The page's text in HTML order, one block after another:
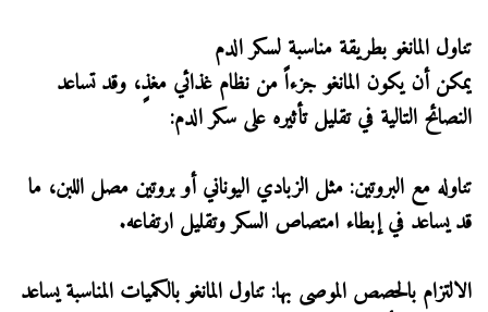
تناول المانغو بطريقة مناسبة لسكر الدم
يمكن أن يكون المانغو جزءاً من نظام غذائي مغذٍ، وقد تساعد
النصائح التالية في تقليل تأثيره على سكر الدم:
تناوله مع البروتين: مثل الزبادي اليوناني أو بروتين مصل اللبن، ما
قد يساعد في إبطاء امتصاص السكر وتقليل ارتفاعه.
الالتزام بالحصص الموصى بها: تناول المانغو بالكميات المناسبة يساعد